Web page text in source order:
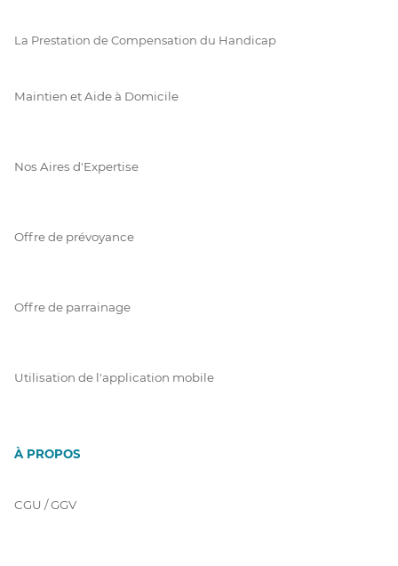
La Prestation de Compensation du Handicap
Maintien et Aide à Domicile
Nos Aires d'Expertise
Offre de prévoyance
Offre de parrainage
Utilisation de l'application mobile
À PROPOS
CGU / GGV